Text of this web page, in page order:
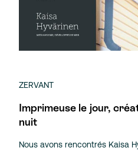
ZERVANT
Imprimeuse le jour,
nuit
Nous avons rencontrés Kaisa